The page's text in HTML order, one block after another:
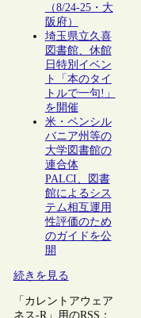
（8/24-25・大
阪府）
埼玉県立久喜
図書館、休館
日特別イベン
ト「本のタイ
トルで一句!」
を開催
米・ペンシル
バニア州等の
大学図書館の
連合体
PALCI、図書
館によるシス
テム相互運用
性評価のため
のガイドを公
開
続きを見る
「カレントアウェア
ネス-R」用のRSS：